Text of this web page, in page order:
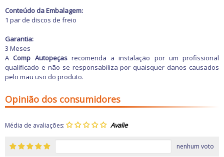
Conteúdo da Embalagem:
1 par de discos de freio
Garantia:
3 Meses
AComp Autopeçasrecomenda a instalação por um profissional
qualificado e não se responsabiliza por quaisquer danos causados
pelo mau uso do produto.
Opinião dos consumidores
Média de avaliações:
nenhum voto